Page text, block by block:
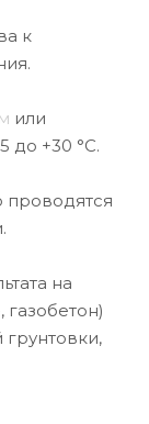
к
или
до +30 °С.
на